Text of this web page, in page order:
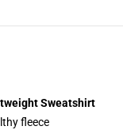
Sweatshirt
fleece